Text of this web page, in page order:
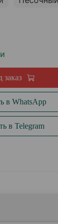
заказ
в WhatsApp
в Telegram